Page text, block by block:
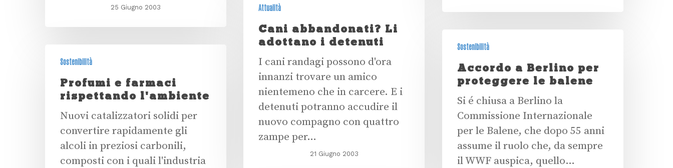
25 Giugno 2003 Attualità
Cani abbandonati? Li
adottano i detenuti
I cani randagi possono d'ora
innanzi trovare un amico
nientemeno che in carcere. E i
detenuti potranno accudire il
nuovo compagno con quattro
zampe per…
21 Giugno 2003
Sostenibilità
Accordo a Berlino per
proteggere le balene
Si é chiusa a Berlino la
Commissione Internazionale
per le Balene, che dopo 55 anni
assume il ruolo che, da sempre
il WWF auspica, quello…
Sostenibilità
Profumi e farmaci
rispettando l'ambiente
Nuovi catalizzatori solidi per
convertire rapidamente gli
alcoli in preziosi carbonili,
composti con i quali l'industria